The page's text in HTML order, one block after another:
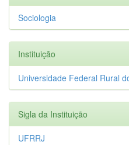
Sociologia
Instituição
Universidade Federal Rural
Sigla da Instituição
UFRRJ